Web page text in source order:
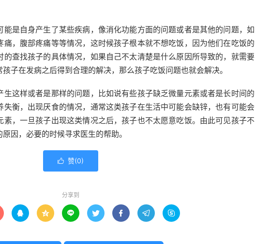
是自身产生了某些疾病，像消化功能方面的问题或者是其他的问题，如
，腹部疼痛等等情况，这时候孩子根本就不想吃饭，因为他们在吃饭的
的查找孩子的具体情况，如果自己不太清楚是什么原因所导致的，就需要
子在发病之后得到合理的解决，那么孩子吃饭问题也就会解决。
这样或者是那样的问题，比如说有些孩子缺乏微量元素或者是长时间的
衡，出现厌食的情况，通常这类孩子在生活中可能会缺锌，也有可能会
，一旦孩子出现这类情况之后，孩子也不太愿意吃饭。由此可见孩子不
因，必要的时候寻求医生的帮助。
 赞(0)
分享到
      